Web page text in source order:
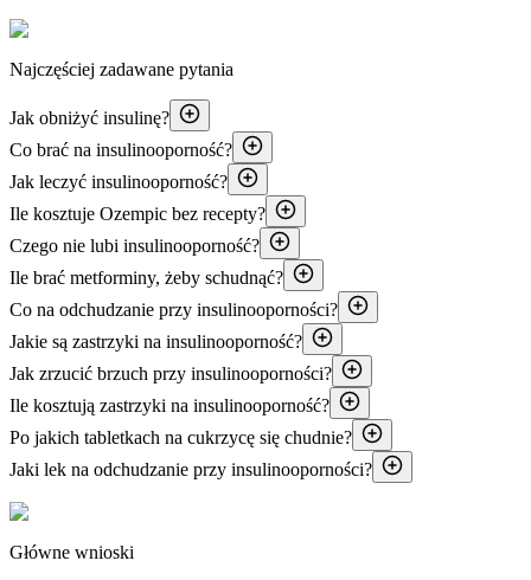
Najczęściej zadawane pytania
Jak obniżyć insulinę?
Co brać na insulinooporność?
Jak leczyć insulinooporność?
Ile kosztuje Ozempic bez recepty?
Czego nie lubi insulinooporność?
Ile brać metforminy, żeby schudnąć?
Co na odchudzanie przy insulinooporności?
Jakie są zastrzyki na insulinooporność?
Jak zrzucić brzuch przy insulinooporności?
Ile kosztują zastrzyki na insulinooporność?
Po jakich tabletkach na cukrzycę się chudnie?
Jaki lek na odchudzanie przy insulinooporności?
Główne wnioski